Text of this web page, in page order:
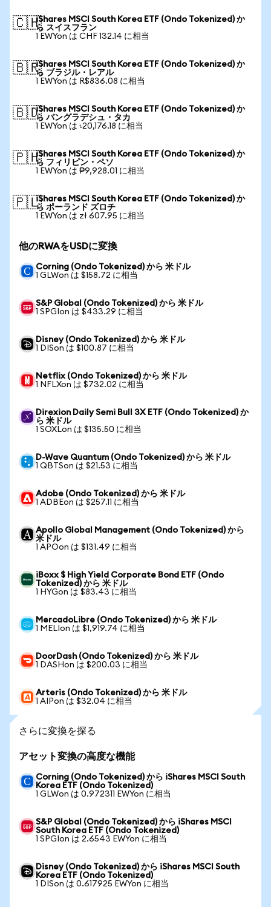
🇨🇭iShares MSCI South Korea ETF (Ondo Tokenized) か
ら スイスフラン
1 EWYon は CHF 132.14 に相当
🇧🇷iShares MSCI South Korea ETF (Ondo Tokenized) か
ら ブラジル・レアル
1 EWYon は R$836.08 に相当
🇧🇩iShares MSCI South Korea ETF (Ondo Tokenized) か
ら バングラデシュ・タカ
1 EWYon は ৳20,176.18 に相当
🇵🇭iShares MSCI South Korea ETF (Ondo Tokenized) か
ら フィリピン・ペソ
1 EWYon は ₱9,928.01 に相当
🇵🇱iShares MSCI South Korea ETF (Ondo Tokenized) か
ら ポーランド ズロチ
1 EWYon は zł 607.95 に相当
他のRWAをUSDに変換
Corning (Ondo Tokenized) から 米ドル
1 GLWon は $158.72 に相当
S&P Global (Ondo Tokenized) から 米ドル
1 SPGIon は $433.29 に相当
Disney (Ondo Tokenized) から 米ドル
1 DISon は $100.87 に相当
Netflix (Ondo Tokenized) から 米ドル
1 NFLXon は $732.02 に相当
Direxion Daily Semi Bull 3X ETF (Ondo Tokenized) か
ら 米ドル
1 SOXLon は $135.50 に相当
D-Wave Quantum (Ondo Tokenized) から 米ドル
1 QBTSon は $21.53 に相当
Adobe (Ondo Tokenized) から 米ドル
1 ADBEon は $257.11 に相当
Apollo Global Management (Ondo Tokenized) から
米ドル
1 APOon は $131.49 に相当
iBoxx $ High Yield Corporate Bond ETF (Ondo
Tokenized) から 米ドル
1 HYGon は $83.43 に相当
MercadoLibre (Ondo Tokenized) から 米ドル
1 MELIon は $1,919.74 に相当
DoorDash (Ondo Tokenized) から 米ドル
1 DASHon は $200.03 に相当
Arteris (Ondo Tokenized) から 米ドル
1 AIPon は $32.04 に相当
さらに変換を探る
アセット変換の高度な機能
Corning (Ondo Tokenized) から iShares MSCI South
Korea ETF (Ondo Tokenized)
1 GLWon は 0.972311 EWYon に相当
S&P Global (Ondo Tokenized) から iShares MSCI
South Korea ETF (Ondo Tokenized)
1 SPGIon は 2.6543 EWYon に相当
Disney (Ondo Tokenized) から iShares MSCI South
Korea ETF (Ondo Tokenized)
1 DISon は 0.617925 EWYon に相当